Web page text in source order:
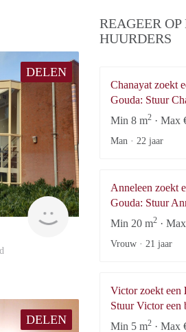
DELEN
Prevenda
DELEN
REAGEER
HUURDERS
Chanayat zoekt
Gouda: Stuur
Min 8 m2 · Max
Man · 22 jaar
Anneleen zoekt
Gouda: Stuur
Min 20 m2 ·
Vrouw · 21 jaar
Victor zoekt een
Stuur Victor een
Min 5 m2 · Max